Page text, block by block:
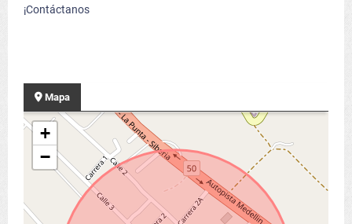
¡Contáctanos
Mapa
+
−